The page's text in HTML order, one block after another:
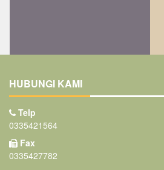
HUBUNGI KAMI
Telp
0335421564
Fax
0335427782